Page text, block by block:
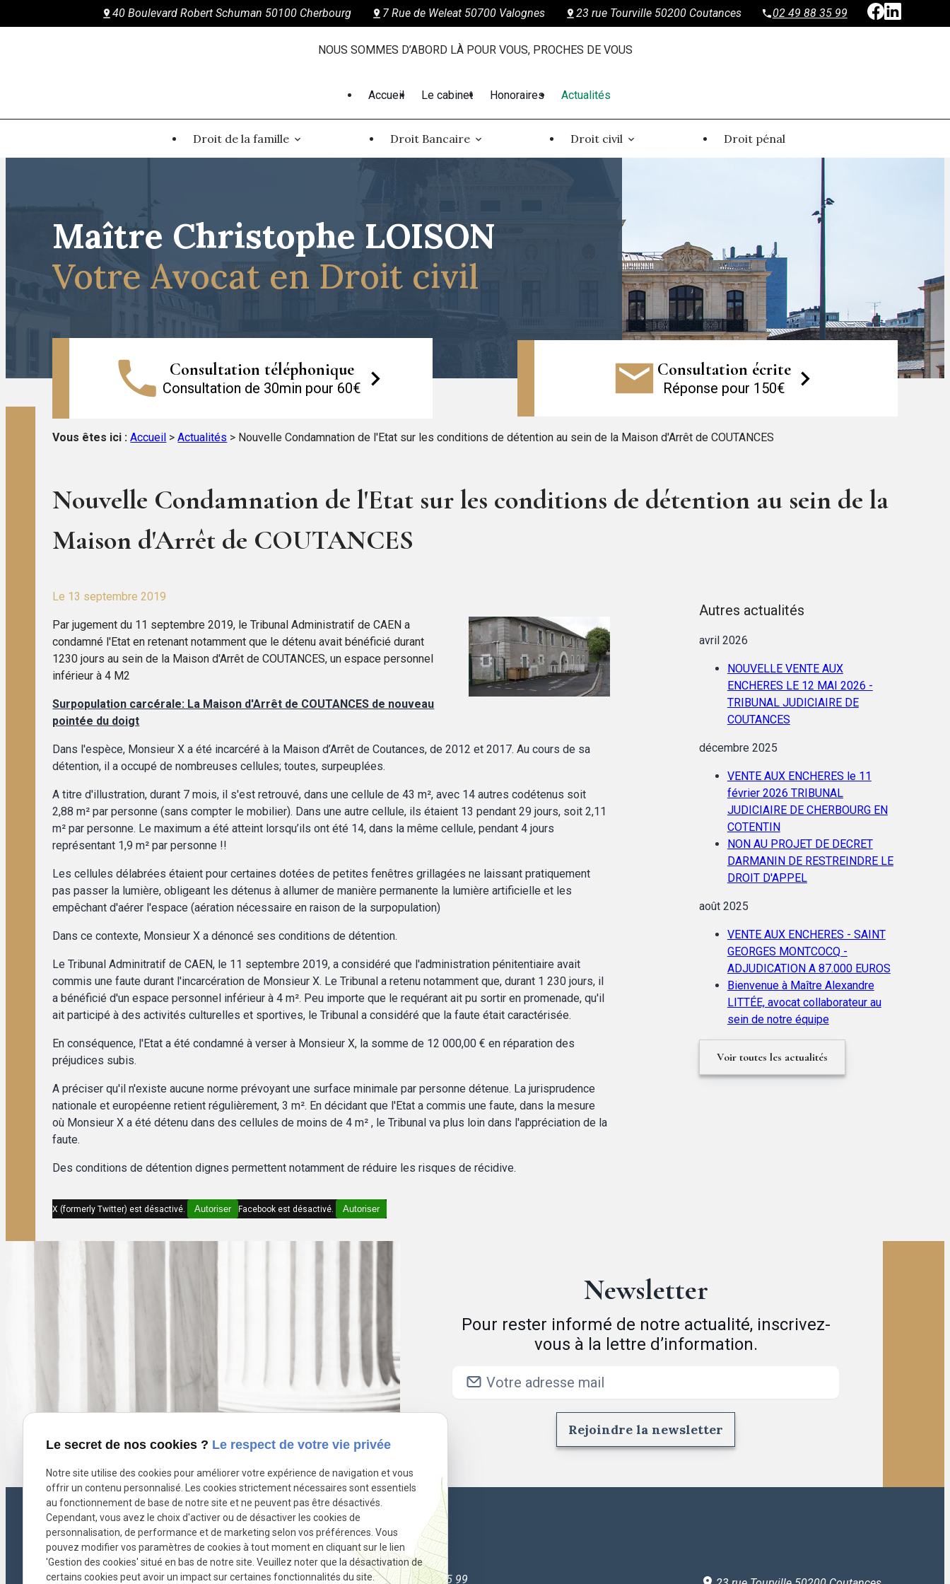
40 Boulevard Robert Schuman 50100 Cherbourg 7 Rue de Weleat 50700 Valognes 23 rue Tourville 50200 Coutances 02 49 88 35 99
NOUS SOMMES D’ABORD LÀ POUR VOUS, PROCHES DE VOUS
Accueil Le cabinet Honoraires Actualités
Droit de la famille Droit Bancaire Droit civil Droit pénal
Maître Christophe LOISON
Votre Avocat en Droit civil
Consultation téléphonique
Consultation de 30min pour 60€
Consultation écrite
Réponse pour 150€
Vous êtes ici : Accueil >Actualités > Nouvelle Condamnation de l'Etat sur les conditions de détention au sein de la Maison d'Arrêt de COUTANCES
Nouvelle Condamnation de l'Etat sur les conditions de détention au sein de la
Maison d'Arrêt de COUTANCES
Le 13 septembre 2019
Par jugement du 11 septembre 2019, le Tribunal Administratif de CAEN a
condamné l'Etat en retenant notamment que le détenu avait bénéficié durant
1230 jours au sein de la Maison d'Arrêt de COUTANCES, un espace personnel
inférieur à 4 M2
Surpopulation carcérale: La Maison d'Arrêt de COUTANCES de nouveau
pointée du doigt
Dans l'espèce, Monsieur X a été incarcéré à la Maison d’Arrêt de Coutances, de 2012 et 2017. Au cours de sa
détention, il a occupé de nombreuses cellules; toutes, surpeuplées.
A titre d'illustration, durant 7 mois, il s'est retrouvé, dans une cellule de 43 m², avec 14 autres codétenus soit
2,88 m² par personne (sans compter le mobilier). Dans une autre cellule, ils étaient 13 pendant 29 jours, soit 2,11
m² par personne. Le maximum a été atteint lorsqu’ils ont été 14, dans la même cellule, pendant 4 jours
représentant 1,9 m² par personne !!
Les cellules délabrées étaient pour certaines dotées de petites fenêtres grillagées ne laissant pratiquement
pas passer la lumière, obligeant les détenus à allumer de manière permanente la lumière artificielle et les
empêchant d'aérer l'espace (aération nécessaire en raison de la surpopulation)
Dans ce contexte, Monsieur X a dénoncé ses conditions de détention.
Le Tribunal Adminitratif de CAEN, le 11 septembre 2019, a considéré que l'administration pénitentiaire avait
commis une faute durant l'incarcération de Monsieur X. Le Tribunal a retenu notamment que, durant 1 230 jours, il
a bénéficié d'un espace personnel inférieur à 4 m². Peu importe que le requérant ait pu sortir en promenade, qu'il
ait participé à des activités culturelles et sportives, le Tribunal a considéré que la faute était caractérisée.
En conséquence, l'Etat a été condamné à verser à Monsieur X, la somme de 12 000,00 € en réparation des
préjudices subis.
A préciser qu'il n'existe aucune norme prévoyant une surface minimale par personne détenue. La jurisprudence
nationale et européenne retient régulièrement, 3 m². En décidant que l'Etat a commis une faute, dans la mesure
où Monsieur X a été détenu dans des cellules de moins de 4 m² , le Tribunal va plus loin dans l'appréciation de la
faute.
Des conditions de détention dignes permettent notamment de réduire les risques de récidive.
X (formerly Twitter) est désactivé. Autoriser Facebook est désactivé. Autoriser
Autres actualités
avril 2026
NOUVELLE VENTE AUX
ENCHERES LE 12 MAI 2026 -
TRIBUNAL JUDICIAIRE DE
COUTANCES
décembre 2025
VENTE AUX ENCHERES le 11
février 2026 TRIBUNAL
JUDICIAIRE DE CHERBOURG EN
COTENTIN
NON AU PROJET DE DECRET
DARMANIN DE RESTREINDRE LE
DROIT D'APPEL
août 2025
VENTE AUX ENCHERES - SAINT
GEORGES MONTCOCQ -
ADJUDICATION A 87.000 EUROS
Bienvenue à Maître Alexandre
LITTÉE, avocat collaborateur au
sein de notre équipe
Voir toutes les actualités
Newsletter
Pour rester informé de notre actualité, inscrivez-
vous à la lettre d’information.
Contact
02 49 88 35 99
Panneau de gestion des cookies
Le secret de nos cookies ? Le respect de votre vie privée
Notre site utilise des cookies pour améliorer votre expérience de navigation et vous
offrir un contenu personnalisé. Les cookies strictement nécessaires sont essentiels
au fonctionnement de base de notre site et ne peuvent pas être désactivés.
Cependant, vous avez le choix d'activer ou de désactiver les cookies de
personnalisation, de performance et de marketing selon vos préférences. Vous
pouvez modifier vos paramètres de cookies à tout moment en cliquant sur le lien
'Gestion des cookies' situé en bas de notre site. Veuillez noter que la désactivation de
certains cookies peut avoir un impact sur certaines fonctionnalités du site.